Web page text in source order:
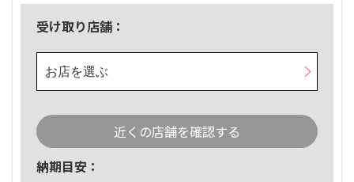
受け取り店舗：
お店を選ぶ
近くの店舗を確認する
納期目安：